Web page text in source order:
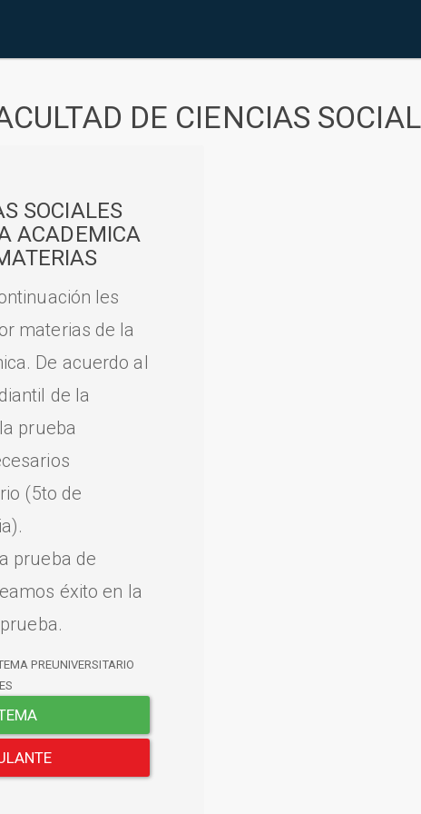
DE CIENCIAS
SOCIALES
ACADEMICA
les
materias de la
De acuerdo al
de la
prueba
(5to de
prueba de
éxito en la
PREUNIVERSITARIO